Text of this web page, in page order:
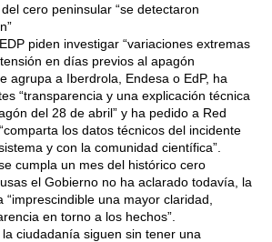
cero peninsular “se detectaron
piden investigar “variaciones extremas
en días previos al apagón
agrupa a Iberdrola, Endesa o EdP, ha
“transparencia y una explicación técnica
del 28 de abril” y ha pedido a Red
los datos técnicos del incidente
y con la comunidad científica”.
cumpla un mes del histórico cero
el Gobierno no ha aclarado todavía, la
una mayor claridad,
en torno a los hechos”.
ciudadanía siguen sin tener una